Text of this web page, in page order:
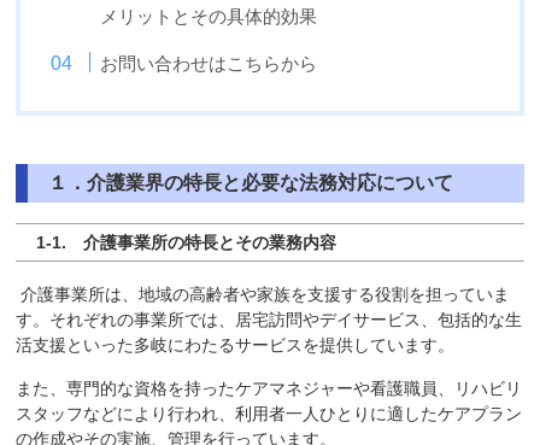
メリットとその具体的効果
お問い合わせはこちらから
１．介護業界の特長と必要な法務対応について
1-1. 介護事業所の特長とその業務内容
介護事業所は、地域の高齢者や家族を支援する役割を担っていま
す。それぞれの事業所では、居宅訪問やデイサービス、包括的な生
活支援といった多岐にわたるサービスを提供しています。
また、専門的な資格を持ったケアマネジャーや看護職員、リハビリ
スタッフなどにより行われ、利用者一人ひとりに適したケアプラン
の作成やその実施、管理を行っています。